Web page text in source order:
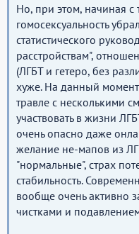
Но, при этом, начиная с
гомосексуальность
статистического
расстройствам",
(ЛГБТ и гетеро, без
хуже. На данный
травле с несколькими
участвовать в жизни
очень опасно даже
желание не-мапов из
"нормальные", страх
стабильность.
вообще очень активно
чистками и